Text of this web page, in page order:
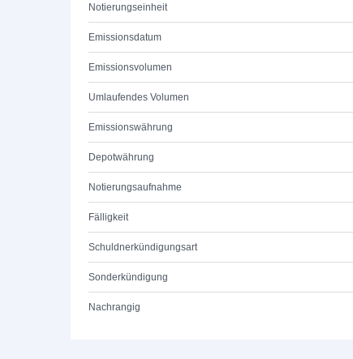
Notierungseinheit
Emissionsdatum
Emissionsvolumen
Umlaufendes Volumen
Emissionswährung
Depotwährung
Notierungsaufnahme
Fälligkeit
Schuldnerkündigungsart
Sonderkündigung
Nachrangig